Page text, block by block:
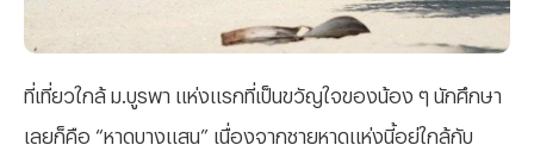
ที่เที่ยวใกล้ ม.บูรพา แห่งแรกที่เป็นขวัญใจของน้อง ๆ นักศึกษา
เลยก็คือ “หาดบางแสน” เนื่องจากชายหาดแห่งนี้อยู่ใกล้กับ